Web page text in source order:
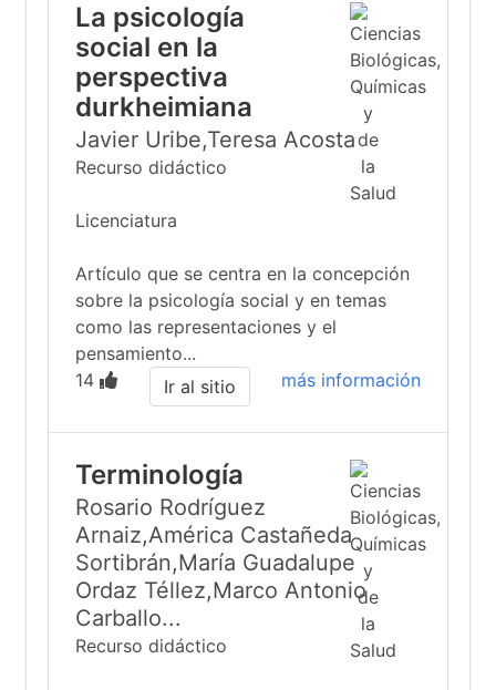
La psicología
social en la
perspectiva
durkheimiana
Javier Uribe,Teresa Acosta
Recurso didáctico
Licenciatura
Artículo que se centra en la concepción
sobre la psicología social y en temas
como las representaciones y el
pensamiento...
14
más información
Ir al sitio
Terminología
Rosario Rodríguez
Arnaiz,América Castañeda
Sortibrán,María Guadalupe
Ordaz Téllez,Marco Antonio
Carballo...
Recurso didáctico